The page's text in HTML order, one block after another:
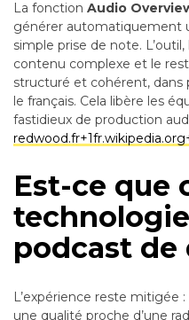
La fonction Audio
générer automatiquement
simple prise de note.
contenu complexe et le
structuré et cohérent, dans
le français. Cela libère les
fastidieux de production
Est-ce que
podcast de
L’expérience reste mitigée
une qualité proche d’une